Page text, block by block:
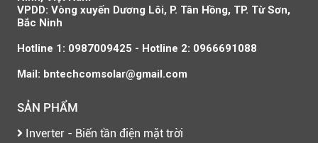
VPDD: Vòng xuyến Dương Lôi, P. Tân Hồng, TP. Từ Sơn,
Bắc Ninh
Hotline 1: 0987009425 - Hotline 2: 0966691088
Mail: bntechcomsolar@gmail.com
SẢN PHẨM
Inverter - Biến tần điện mặt trời